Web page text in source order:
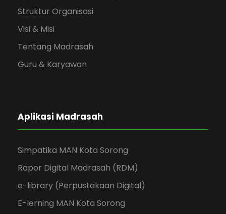
Struktur Organisasi
Visi & Misi
Tentang Madrasah
Guru & Karyawan
Aplikasi Madrasah
Simpatika MAN Kota Sorong
Rapor Digital Madrasah (RDM)
e-library (Perpustakaan Digital)
E-lerning MAN Kota Sorong